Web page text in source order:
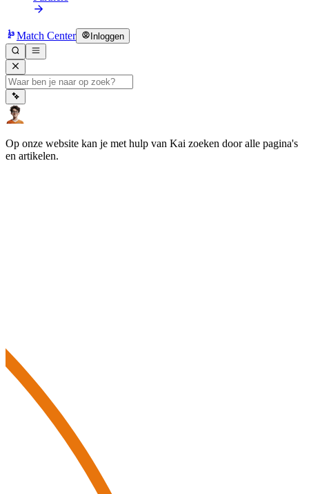
Match Center Inloggen
Op onze website kan je met hulp van Kai zoeken door alle pagina's
en artikelen.